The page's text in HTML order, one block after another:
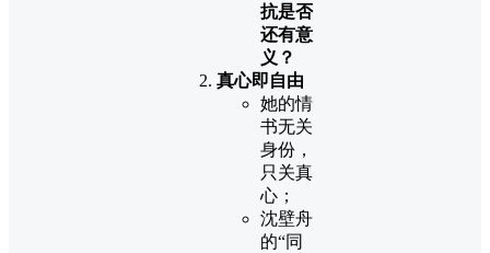
抗是否
还有意
义？
真心即自由
她的情
书无关
身份，
只关真
心；
沈壁舟
的“同